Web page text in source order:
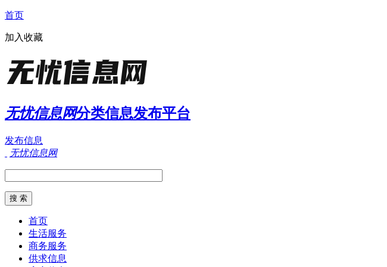
首页
加入收藏
无忧信息网分类信息发布平台
发布信息
无忧信息网
首页
生活服务
商务服务
供求信息